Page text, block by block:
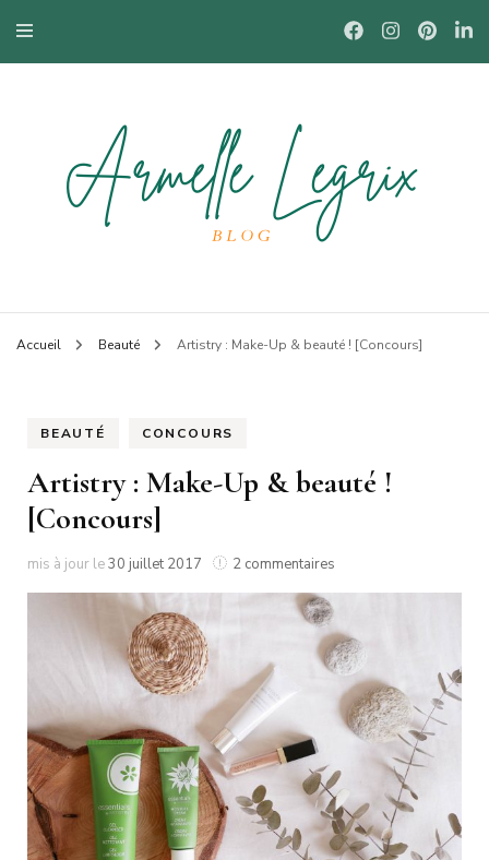
Armelle
Accueil Beauté Artistry : Make-Up & beauté ! [Concours]
BEAUTÉ CONCOURS
Artistry : Make-Up & beauté !
[Concours]
mis à jour le30 juillet 2017 2 commentaires
Make-
Up
&
beauté
[Concours]